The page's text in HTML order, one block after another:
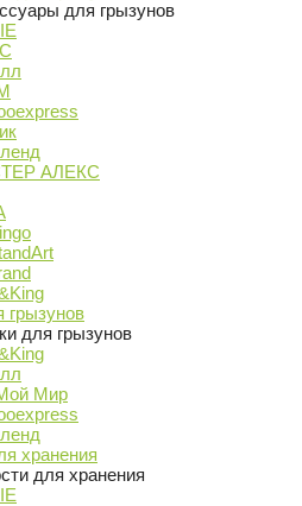
для грызунов
АЛЕКС
грызунов
для грызунов
Мир
хранения
для хранения